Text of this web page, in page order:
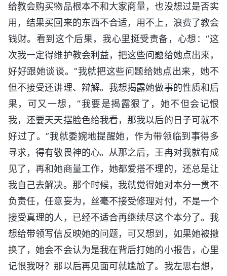
给教会购买物品根本不和大家商量，也没想过是否实
用，结果买回来的东西不合适，用不上，浪费了教会
钱财。看到这个后果，我心里挺受责备，心想：“这
次我一定得维护教会利益，把这些问题给她点出来，
好好跟她谈谈。”我就把这些问题给她点出来，她不
但不接受还讲理、辩解。我想揭露她做事的性质和后
果，可又一想，“我要是揭露狠了，她不但会记恨
我，还要天天摆脸色给我看，那我以后的日子可就不
好过了。”我就委婉地提醒她，作为带领临到事得多
寻求，得有敬畏神的心。从那之后，王冉对我就有成
见了，再和她商量工作，她都爱搭不理的，还总是让
我自己去解决。那个时候，我就觉得她对本分一贯不
负责任，任意妄为，丝毫不接受修理对付，不是一个
接受真理的人，已经不适合再继续尽这个本分了。我
想给带领写信反映她的问题，可又想到，如果她被撤
换了，她会不会认为是我在背后打她的小报告，心里
记恨我呀？那以后再见面可就尴尬了。我左思右想，